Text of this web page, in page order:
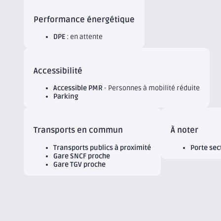
Performance énergétique
DPE : en attente
Accessibilité
Accessible PMR - Personnes à mobilité réduite
Parking
Transports en commun
Transports publics à proximité
Gare SNCF proche
Gare TGV proche
À noter
Porte